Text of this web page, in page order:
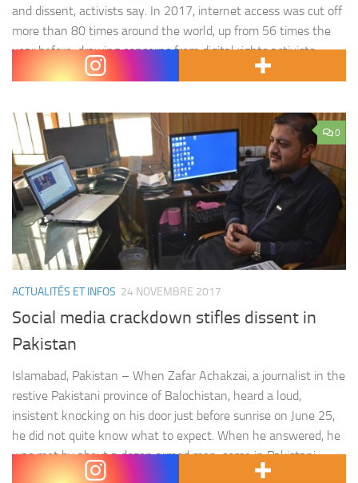
and dissent, activists say. In 2017, internet access was cut off
more than 80 times around the world, up from 56 times the
year before, drawing concerns from digital rights activists.
« We do see this as evidence for…
0
ACTUALITÉS ET INFOS 24 NOVEMBRE 2017
Social media crackdown stifles dissent in
Pakistan
Islamabad, Pakistan – When Zafar Achakzai, a journalist in the
restive Pakistani province of Balochistan, heard a loud,
insistent knocking on his door just before sunrise on June 25,
he did not quite know what to expect. When he answered, he
was met by about a dozen armed men, some in Pakistani
paramilitary uniforms. « They…